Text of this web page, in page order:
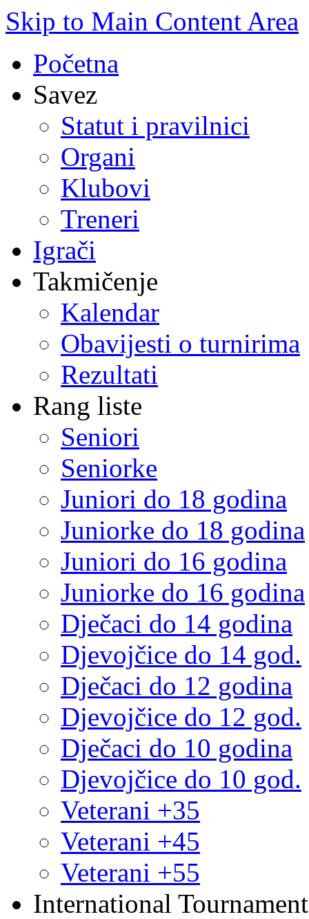
Skip to Main Content Area
Početna
Savez
Statut i pravilnici
Organi
Klubovi
Treneri
Igrači
Takmičenje
Kalendar
Obavijesti o turnirima
Rezultati
Rang liste
Seniori
Seniorke
Juniori do 18 godina
Juniorke do 18 godina
Juniori do 16 godina
Juniorke do 16 godina
Dječaci do 14 godina
Djevojčice do 14 god.
Dječaci do 12 godina
Djevojčice do 12 god.
Dječaci do 10 godina
Djevojčice do 10 god.
Veterani +35
Veterani +45
Veterani +55
International